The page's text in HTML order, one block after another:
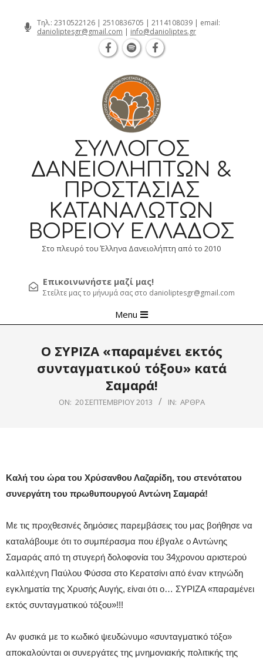
Τηλ.: 2310522126 | 2510836705 | 2114108039 | email:
danioliptesgr@gmail.com | info@danioliptes.gr
ΣΎΛΛΟΓΟΣ
ΔΑΝΕΙΟΛΗΠΤΏΝ &
ΠΡΟΣΤΑΣΊΑΣ
ΚΑΤΑΝΑΛΩΤΏΝ
ΒΟΡΕΊΟΥ ΕΛΛΆΔΟΣ
Στο πλευρό του Έλληνα Δανειολήπτη από το 2010
Επικοινωνήστε μαζί μας!
Στείλτε μας το μήνυμά σας στο danioliptesgr@gmail.com
Navigation
Menu
Ο ΣΥΡΙΖΑ «παραμένει εκτός
συνταγματικού τόξου» κατά
Σαμαρά!
ON: 20 ΣΕΠΤΕΜΒΡΊΟΥ 2013 IN: ΆΡΘΡΑ
Kαλή του ώρα του Χρύσανθου Λαζαρίδη, του στενότατου
συνεργάτη του πρωθυπουργού Αντώνη Σαμαρά!
Με τις προχθεσινές δημόσιες παρεμβάσεις του μας βοήθησε να
καταλάβουμε ότι το συμπέρασμα που έβγαλε ο Αντώνης
Σαμαράς από τη στυγερή δολοφονία του 34χρονου αριστερού
καλλιτέχνη Παύλου Φύσσα στο Κερατσίνι από έναν κτηνώδη
εγκληματία της Χρυσής Αυγής, είναι ότι ο… ΣΥΡΙΖΑ «παραμένει
εκτός συνταγματικού τόξου»!!!
Αν φυσικά με το κωδικό ψευδώνυμο «συνταγματικό τόξο»
αποκαλούνται οι συνεργάτες της μνημονιακής πολιτικής της